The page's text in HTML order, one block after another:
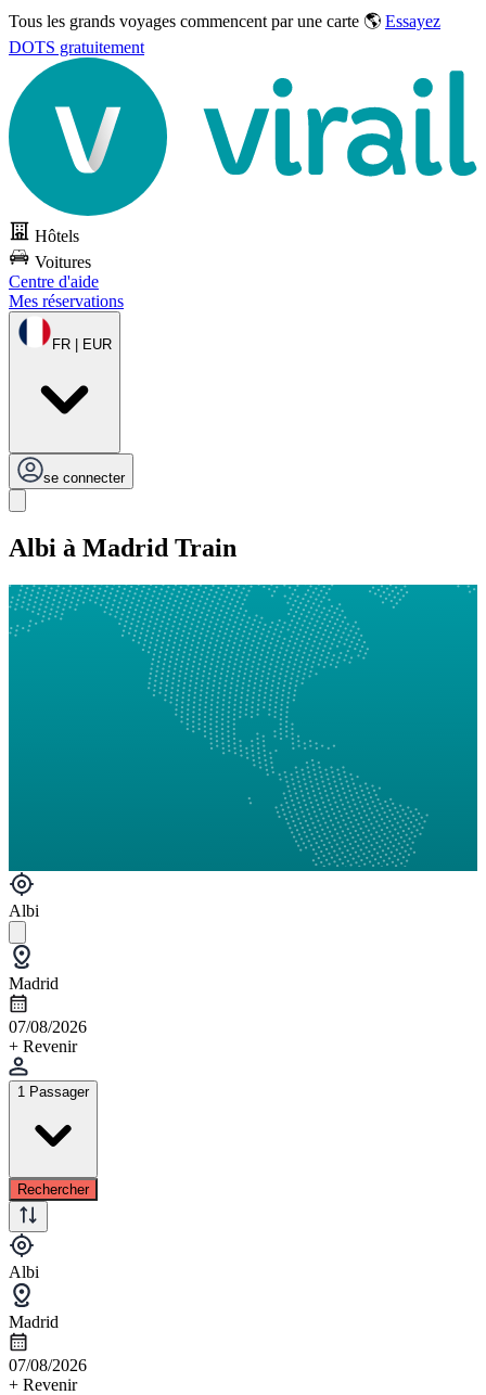
Tous les grands voyages commencent par une carte 🌎 Essayez
DOTS gratuitement
Hôtels
Voitures
Centre d'aide
Mes réservations
FR | EUR
se connecter
Albi à Madrid Train
Albi
Madrid
07/08/2026
+ Revenir
1 Passager
Rechercher
Albi
Madrid
07/08/2026
+ Revenir